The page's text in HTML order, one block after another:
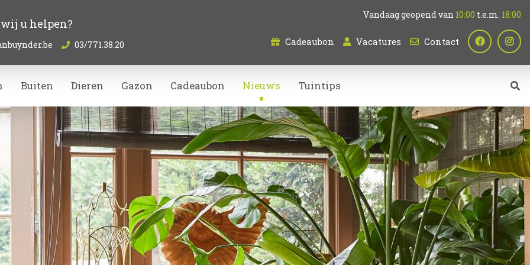
Vandaag geopend van 10:00 t.e.m. 18:00
u helpen?
03/771.38.20 Cadeaubon Vacatures Contact
Buiten Dieren Gazon Cadeaubon Nieuws Tuintips